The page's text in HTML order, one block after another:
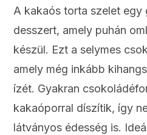
A kakaós torta szelet egy
desszert, amely puhán
készül. Ezt a selymes
amely még inkább
ízét. Gyakran
kakaóporral díszítik, így
látványos édesség is.